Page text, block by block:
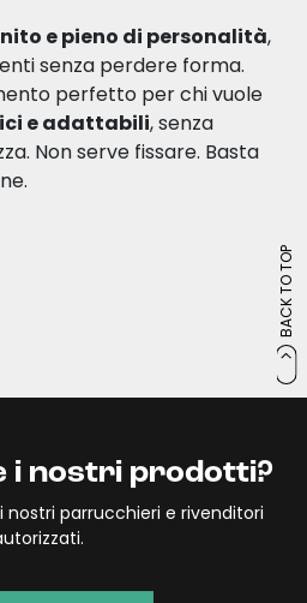
e pieno di personalità,
senza perdere forma.
perfetto per chi vuole
e adattabili, senza
Non serve fissare. Basta
BACK TO TOP
i nostri prodotti?
nostri parrucchieri e rivenditori